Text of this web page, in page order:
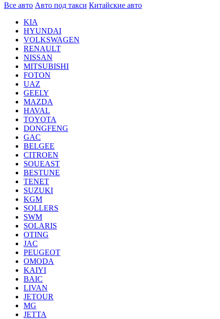
Все авто Авто под такси Китайские авто
KIA
HYUNDAI
VOLKSWAGEN
RENAULT
NISSAN
MITSUBISHI
FOTON
UAZ
GEELY
MAZDA
HAVAL
TOYOTA
DONGFENG
GAC
BELGEE
CITROEN
SOUEAST
BESTUNE
TENET
SUZUKI
KGM
SOLLERS
SWM
SOLARIS
OTING
JAC
PEUGEOT
OMODA
KAIYI
BAIC
LIVAN
JETOUR
MG
JETTA